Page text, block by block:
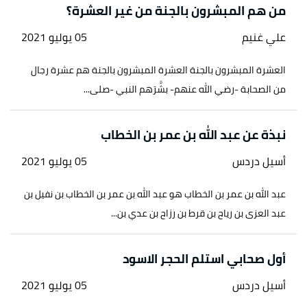
بتصرّف.
↑ رواه البخاري، في صحيح البخاري، عن أبي هريرة،
من هم المبشرون بالجنة من غير العشرة؟
علي غنيم 05 يوليو 2021
العشرة المبشرون بالجنة العشرة المبشرون بالجنة هم عشرة رجال
من الصحابة -رضي الله عنهم- بشَّرَهم النبي -صلى...
نبذة عن عبد الله بن عمر بن الخطاب
أسيل دردس 05 يوليو 2021
عبد الله بن عمر بن الخطاب هو عبد الله بن عمر بن الخطاب بن نفيل بن
عبد العزى بن رياح بن قرط بن رزاح بن عدي بن...
أول صحابي استلم الحجر الاسود
أسيل دردس 05 يوليو 2021